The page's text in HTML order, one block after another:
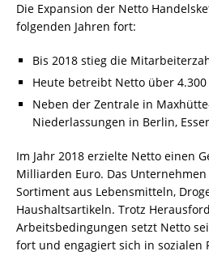
Die Expansion der Netto
folgenden Jahren fort:
Bis 2018 stieg die
Heute betreibt Netto über
Neben der Zentrale in
Niederlassungen in Berlin,
Im Jahr 2018 erzielte Netto einen
Milliarden Euro. Das
Sortiment aus Lebensmitteln,
Haushaltsartikeln. Trotz
Arbeitsbedingungen setzt Netto
fort und engagiert sich in sozialen